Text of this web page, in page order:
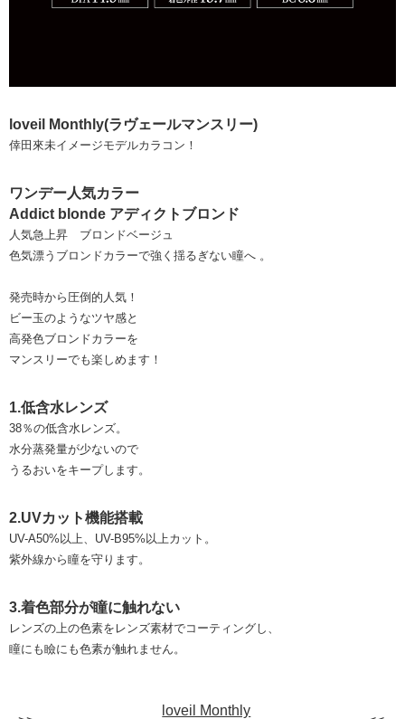
loveil Monthly(ラヴェールマンスリー)
倖田來未イメージモデルカラコン！
ワンデー人気カラー
Addict blonde アディクトブロンド
人気急上昇 ブロンドベージュ
色気漂うブロンドカラーで強く揺るぎない瞳へ 。
発売時から圧倒的人気！
ビー玉のようなツヤ感と
高発色ブロンドカラーを
マンスリーでも楽しめます！
1.低含水レンズ
38％の低含水レンズ。
水分蒸発量が少ないので
うるおいをキープします。
2.UVカット機能搭載
UV-A50%以上、UV-B95%以上カット。
紫外線から瞳を守ります。
3.着色部分が瞳に触れない
レンズの上の色素をレンズ素材でコーティングし、
瞳にも瞼にも色素が触れません。
loveil Monthly